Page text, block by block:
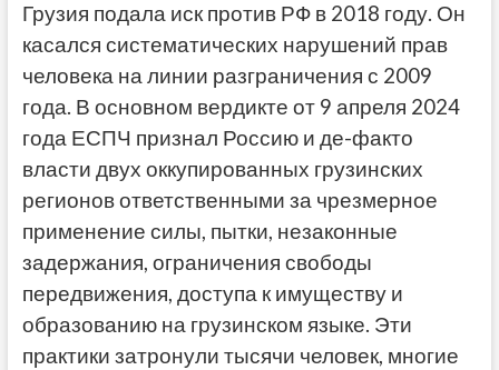
Грузия подала иск против РФ в 2018 году. Он
касался систематических нарушений прав
человека на линии разграничения с 2009
года. В основном вердикте от 9 апреля 2024
года ЕСПЧ признал Россию и де-факто
власти двух оккупированных грузинских
регионов ответственными за чрезмерное
применение силы, пытки, незаконные
задержания, ограничения свободы
передвижения, доступа к имуществу и
образованию на грузинском языке. Эти
практики затронули тысячи человек, многие